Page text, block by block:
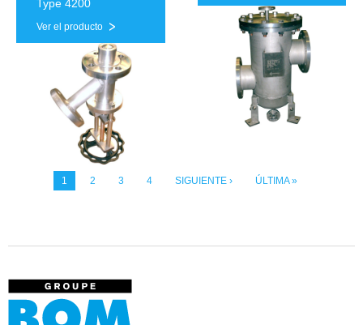
Type 4200
Ver el producto
1 2 3 4 SIGUIENTE › ÚLTIMA »